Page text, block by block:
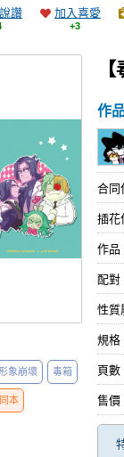
讚 加入喜愛
+3
象崩壞 毒箱
本
作
合同
插花
作品
配對
性質
規格
頁數
售價